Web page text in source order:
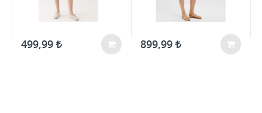
499,99 899,99